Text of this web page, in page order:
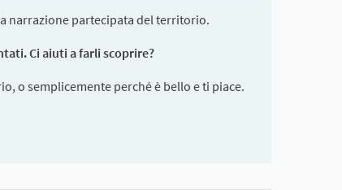
narrazione partecipata del territorio.
Ci aiuti a farli scoprire?
o semplicemente perché è bello e ti piace.